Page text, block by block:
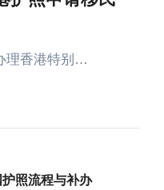
香港特别…
照流程与补办